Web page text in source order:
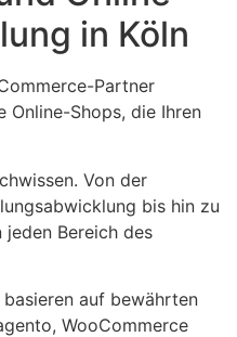
in Köln
Partner
Shops, die Ihren
Von der
bis hin zu
Bereich des
auf bewährten
WooCommerce